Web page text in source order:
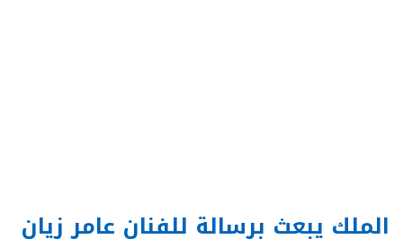
الملك يبعث برسالة للفنان عامر زيان